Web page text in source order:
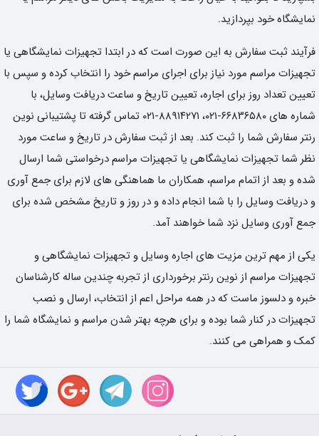
نمایشگاه خود بپردازید.
فرآیند ثبت سفارش به این صورت است که در ابتدا تجهیزات نمایشگاهی یا
تجهیزات مراسم مورد نیاز برای اجرای مراسم خود را انتخاب کرده و سپس با
تعیین تعداد روز برای اجاره، تعیین تاریخ و ساعت دریافت وسایل، با
شماره های ۶۶۸۳۶۵۸۰-۰۲۱، ۸۸۹۱۴۲۷۱-۰۲۱ تماس گرفته تا پشتیبانی نوین
رنتر سفارش شما را ثبت کند. بعد از ثبت سفارش در تاریخ و ساعت مورد
نظر شما تجهیزات نمایشگاهی یا تجهیزات مراسم درخواستی شما ارسال
شده و بعد از اتمام مراسم، همکاران ما هماهنگی های لازم برای جمع آوری
و دریافت وسایل را با شما انجام داده و در روز و تاریخ مشخص شده برای
جمع آوری وسایل نزد شما خواهند آمد.
یکی از مهم ترین مزیت های اجاره وسایل و تجهیزات نمایشگاهی و
تجهیزات مراسم از نوین رنتر برخورداری از تجربه چندین ساله کارشناسان
خبره و دلسوز ماست که در همه مراحل اعم از انتخاب، ارسال و نصب
تجهیزات در کنار شما بوده و برای هرچه بهتر شدن مراسم و نمایشگاه شما را
کمک و همراهی می کنند.